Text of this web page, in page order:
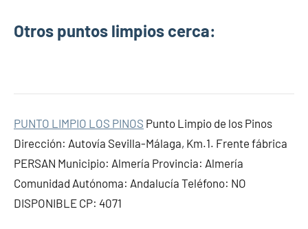
Otros puntos limpios cerca:
PUNTO LIMPIO LOS PINOS Punto Limpio de los Pinos
Dirección: Autovía Sevilla-Málaga, Km.1. Frente fábrica
PERSAN Municipio: Almería Provincia: Almería
Comunidad Autónoma: Andalucía Teléfono: NO
DISPONIBLE CP: 4071